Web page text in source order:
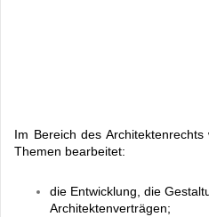
Im Bereich des
Themen bearbeitet:
die Entwicklung, die
Architektenverträgen;